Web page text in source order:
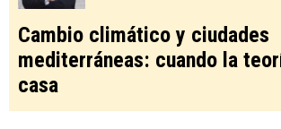
Cambio climático y ciudades
mediterráneas: cuando la
casa